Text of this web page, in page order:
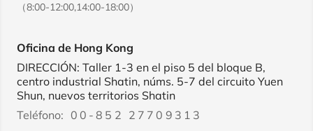
（8:00-12:00,14:00-18:00）
Oficina de Hong Kong
DIRECCIÓN: Taller 1-3 en el piso 5 del bloque B,
centro industrial Shatin, núms. 5-7 del circuito Yuen
Shun, nuevos territorios Shatin
Teléfono: 00-852 27709313